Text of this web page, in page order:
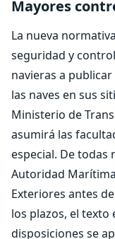
Mayores
La nueva
seguridad y
navieras a
las naves en sus
Ministerio de
asumirá las
especial. De todas
Autoridad
Exteriores antes
los plazos, el texto
disposiciones se